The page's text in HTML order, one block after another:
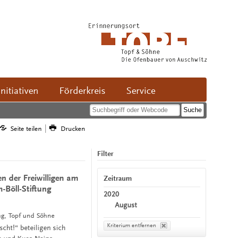
Förderkreis Service
Seite teilen Drucken
der Freiwilligen am
Böll-Stiftung
Topf und Söhne
beteiligen sich
Filter
Zeitraum
2020
August
Kriterium entfernen